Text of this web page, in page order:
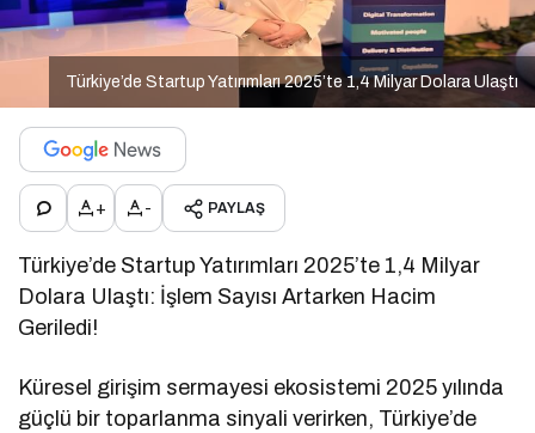
Türkiye’de Startup Yatırımları 2025’te 1,4 Milyar Dolara Ulaştı
+ - PAYLAŞ
Türkiye’de Startup Yatırımları 2025’te 1,4 Milyar
Dolara Ulaştı: İşlem Sayısı Artarken Hacim
Geriledi!
Küresel girişim sermayesi ekosistemi 2025 yılında
güçlü bir toparlanma sinyali verirken, Türkiye’de